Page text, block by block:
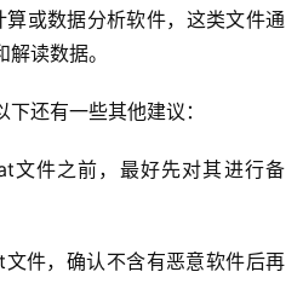
或数据分析软件，这类文件通
读数据。
还有一些其他建议：
文件之前，最好先对其进行备
件，确认不含有恶意软件后再